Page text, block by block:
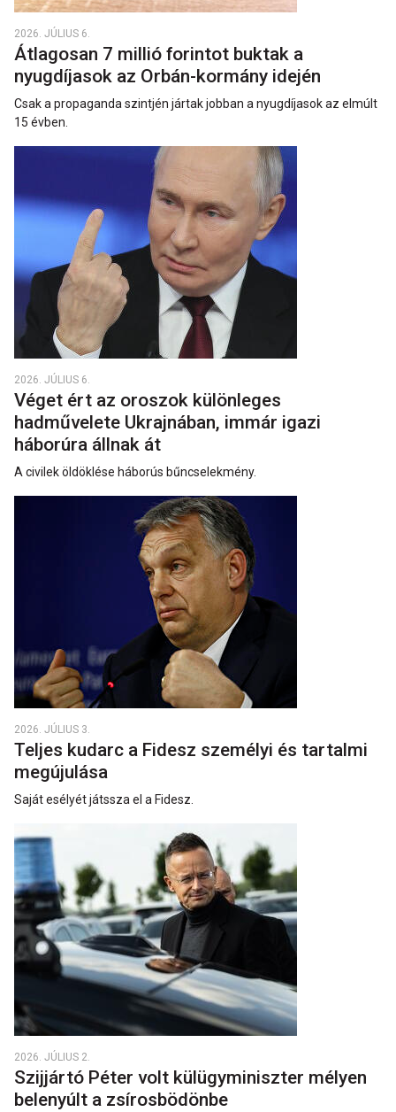
2026. JÚLIUS 6.
Átlagosan 7 millió forintot buktak a
nyugdíjasok az Orbán-kormány idején
Csak a propaganda szintjén jártak jobban a nyugdíjasok az elmúlt
15 évben.
2026. JÚLIUS 6.
Véget ért az oroszok különleges
hadművelete Ukrajnában, immár igazi
háborúra állnak át
A civilek öldöklése háborús bűncselekmény.
2026. JÚLIUS 3.
Teljes kudarc a Fidesz személyi és tartalmi
megújulása
Saját esélyét játssza el a Fidesz.
2026. JÚLIUS 2.
Szijjártó Péter volt külügyminiszter mélyen
belenyúlt a zsírosbödönbe